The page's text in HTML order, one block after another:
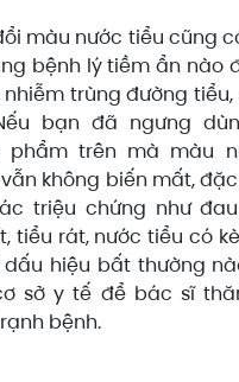
màu nước tiểu cũng
bệnh lý tiềm ẩn nào
trùng đường tiểu,
bạn đã ngưng
phẩm trên mà màu
không biến mất,
triệu chứng như
tiểu rát, nước tiểu có
hiệu bất thường
sở y tế để bác sĩ
bệnh.